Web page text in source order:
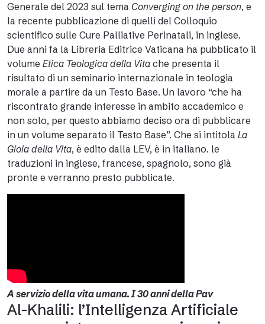
Generale del 2023 sul tema Converging on the person, e
la recente pubblicazione di quelli del Colloquio
scientifico sulle Cure Palliative Perinatali, in inglese.
Due anni fa la Libreria Editrice Vaticana ha pubblicato il
volume Etica Teologica della Vita che presenta il
risultato di un seminario internazionale in teologia
morale a partire da un Testo Base. Un lavoro “che ha
riscontrato grande interesse in ambito accademico e
non solo, per questo abbiamo deciso ora di pubblicare
in un volume separato il Testo Base”. Che si intitola La
Gioia della Vita, è edito dalla LEV, è in italiano. le
traduzioni in inglese, francese, spagnolo, sono già
pronte e verranno presto pubblicate.
A servizio della vita umana. I 30 anni della Pav
Al-Khalili: l’Intelligenza Artificiale